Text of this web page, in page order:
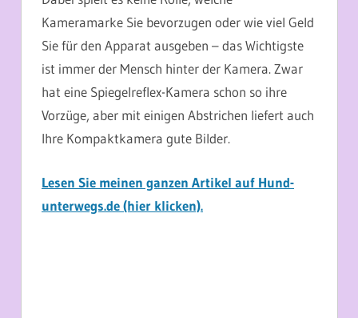
Kameramarke Sie bevorzugen oder wie viel Geld
Sie für den Apparat ausgeben – das Wichtigste
ist immer der Mensch hinter der Kamera. Zwar
hat eine Spiegelreflex-Kamera schon so ihre
Vorzüge, aber mit einigen Abstrichen liefert auch
Ihre Kompaktkamera gute Bilder.
Lesen Sie meinen ganzen Artikel auf Hund-
unterwegs.de (hier klicken).